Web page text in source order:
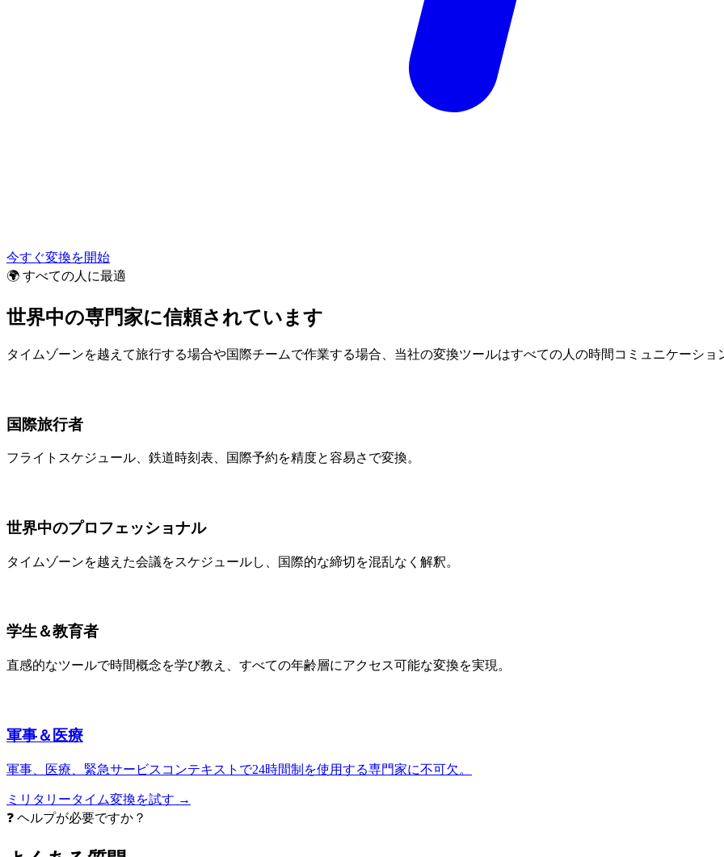
今すぐ変換を開始
🌍 すべての人に最適
世界中の専門家に信頼されています
タイムゾーンを越えて旅行する場合や国際チームで作業する場合、当社の変換ツールはすべての人の時間コミュニケーショ
国際旅行者
フライトスケジュール、鉄道時刻表、国際予約を精度と容易さで変換。
世界中のプロフェッショナル
タイムゾーンを越えた会議をスケジュールし、国際的な締切を混乱なく解釈。
学生＆教育者
直感的なツールで時間概念を学び教え、すべての年齢層にアクセス可能な変換を実現。
軍事＆医療
軍事、医療、緊急サービスコンテキストで24時間制を使用する専門家に不可欠。
ミリタリータイム変換を試す →
❓ ヘルプが必要ですか？